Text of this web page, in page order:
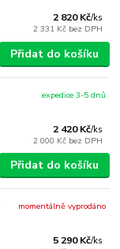
2 820 Kč/ks
2 331 Kč bez DPH
Přidat do košíku
2 420 Kč/ks
2 000 Kč bez DPH
expedice 3-5 dnů
Přidat do košíku
5 290 Kč/ks
momentálně vyprodáno